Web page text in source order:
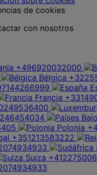
de cookies
con nosotros
+496920032000
Bélgica
Francia
Polonia
+351213583222
Suiza